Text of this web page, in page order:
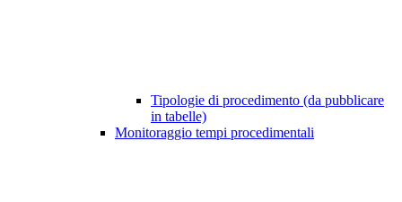
Tipologie di procedimento (da pubblicare
in tabelle)
Monitoraggio tempi procedimentali